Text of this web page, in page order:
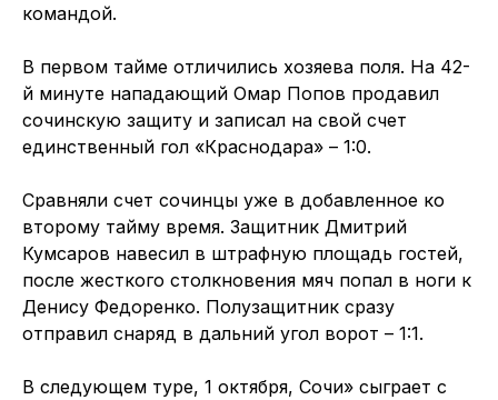
командой.
В первом тайме отличились хозяева поля. На 42-
й минуте нападающий Омар Попов продавил
сочинскую защиту и записал на свой счет
единственный гол «Краснодара» – 1:0.
Сравняли счет сочинцы уже в добавленное ко
второму тайму время. Защитник Дмитрий
Кумсаров навесил в штрафную площадь гостей,
после жесткого столкновения мяч попал в ноги к
Денису Федоренко. Полузащитник сразу
отправил снаряд в дальний угол ворот – 1:1.
В следующем туре, 1 октября, Сочи» сыграет с